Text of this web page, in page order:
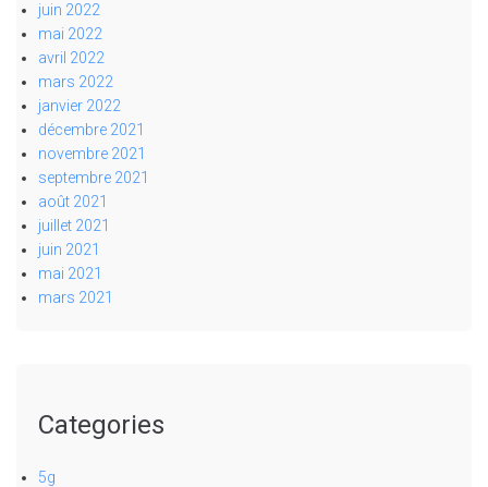
juin 2022
mai 2022
avril 2022
mars 2022
janvier 2022
décembre 2021
novembre 2021
septembre 2021
août 2021
juillet 2021
juin 2021
mai 2021
mars 2021
Categories
5g